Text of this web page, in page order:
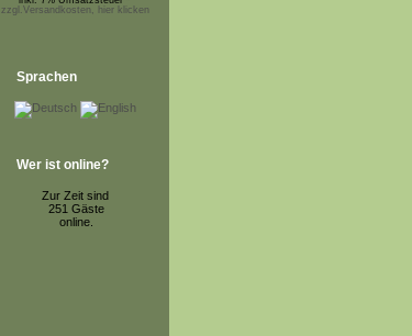
zzgl.Versandkosten, hier klicken
Sprachen
Wer ist online?
Zur Zeit sind
251 Gäste
online.